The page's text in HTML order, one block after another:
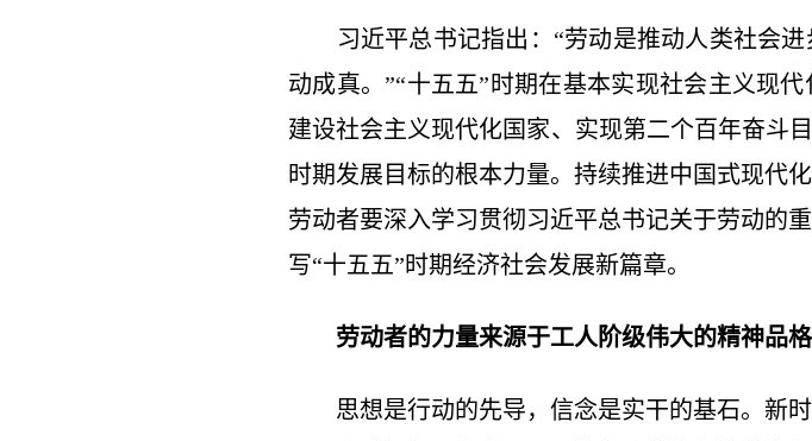
习近平总书记指出：“劳动是推动人类社会进
动成真。”“十五五”时期在基本实现社会主义现
建设社会主义现代化国家、实现第二个百年奋斗
时期发展目标的根本力量。持续推进中国式现代
劳动者要深入学习贯彻习近平总书记关于劳动的
写“十五五”时期经济社会发展新篇章。
劳动者的力量来源于工人阶级伟大的精神品格
思想是行动的先导，信念是实干的基石。新时